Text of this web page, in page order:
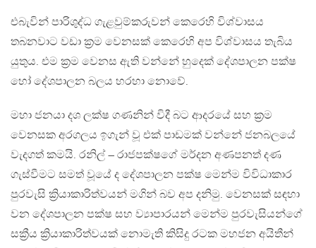
එබැවින් පාරිශුද්ධ ගැළවුම්කරුවන් කෙරෙහි විශ්වාසය
තබනවාට වඩා ක්‍රම වෙනසක් කෙරෙහි අප විශ්වාසය තැබිය
යුතුය. එම ක්‍රම වෙනස ඇති වන්නේ හුදෙක් දේශපාලන පක්ෂ
හෝ දේශපාලන බලය හරහා නොවේ.
මහා ජනයා දශ ලක්ෂ ගණනින් විදී බට ආදරයේ සහ ක්‍රම
වෙනසක අරගලය ඉගැන් වූ එක් පාඩමක් වන්නේ ජනබලයේ
වැදගත් කමයි. රනිල් – රාජපක්ෂගේ මර්දන අණපනත් දණ
ගැස්වීමට සමත් වූයේ ද දේශපාලන පක්ෂ මෙන්ම විවිධාකාර
පුරවැසි ක්‍රියාකාරිත්වයන් මගින් බව අප දනිමු. වෙනසක් සඳහා
වන දේශපාලන පක්ෂ සහ ව්‍යාපාරයන් මෙන්ම පුරවැසියන්ගේ
සක්‍රීය ක්‍රියාකාරිත්වයක් නොමැති කිසිදු රටක මහජන අයිතීන්